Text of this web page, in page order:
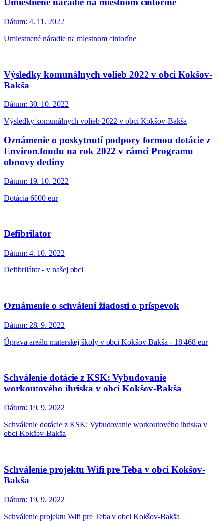
Umiestnené náradie na miestnom cintoríne
Dátum: 4. 11. 2022
Umiestnené náradie na miestnom cintoríne
Výsledky komunálnych volieb 2022 v obci Kokšov-
Bakša
Dátum: 30. 10. 2022
Výsledky komunálnych volieb 2022 v obci Kokšov-Bakša
Oznámenie o poskytnutí podpory formou dotácie z
Environ.fondu na rok 2022 v rámci Programu
obnovy dediny
Dátum: 19. 10. 2022
Dotácia 6000 eur
Defibrilátor
Dátum: 4. 10. 2022
Defibrilátor - v našej obci
Oznámenie o schválení žiadosti o príspevok
Dátum: 28. 9. 2022
Úprava areálu materskej školy v obci Kokšov-Bakša - 18 468 eur
Schválenie dotácie z KSK: Vybudovanie
workoutového ihriska v obci Kokšov-Bakša
Dátum: 19. 9. 2022
Schválenie dotácie z KSK: Vybudovanie workoutového ihriska v
obci Kokšov-Bakša
Schválenie projektu Wifi pre Teba v obci Kokšov-
Bakša
Dátum: 19. 9. 2022
Schválenie projektu Wifi pre Teba v obci Kokšov-Bakša